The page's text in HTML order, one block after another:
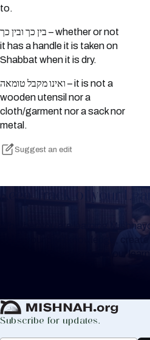
to.
בין כך ובין כך – whether or not
it has a handle it is taken on
Shabbat when it is dry.
ואינו מקבל טומאה – it is not a
wooden utensil nor a
cloth/garment nor a sack nor
metal.
Suggest an edit
Keep Track of your
Whether you are learning
or for your own knowledge,
to help you keep track of your
Subscribe for updates.